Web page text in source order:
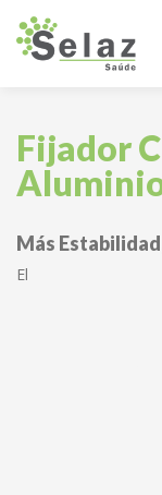
Fijador
Más
El